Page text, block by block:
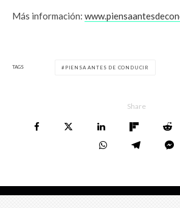
Más información:
TAGS PIENSA ANTES DE CONDUCIR
Share